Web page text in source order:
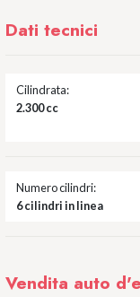
Dati tecnici
Cilindrata:
2.300 cc
Numero cilindri:
6 cilindri in linea
Vendita auto